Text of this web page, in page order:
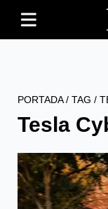
PORTADA/ TAG /
Tesla